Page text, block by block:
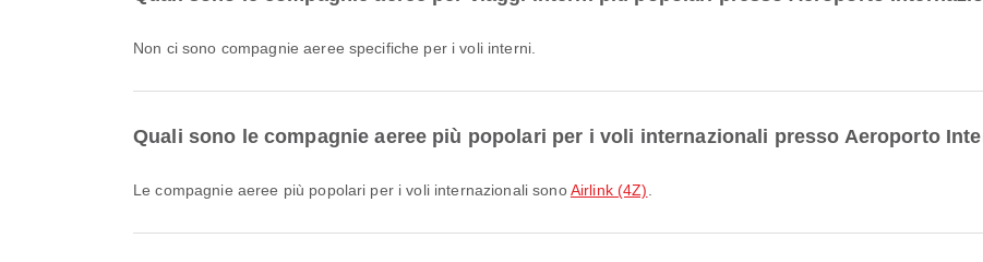
Non ci sono compagnie aeree specifiche per i voli interni.
Quali sono le compagnie aeree più popolari per i voli internazionali presso Aeroporto
Le compagnie aeree più popolari per i voli internazionali sonoAirlink (4Z)